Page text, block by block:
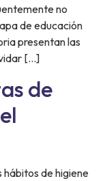
no
de educación
presentan las
[…]
de
hábitos de higiene